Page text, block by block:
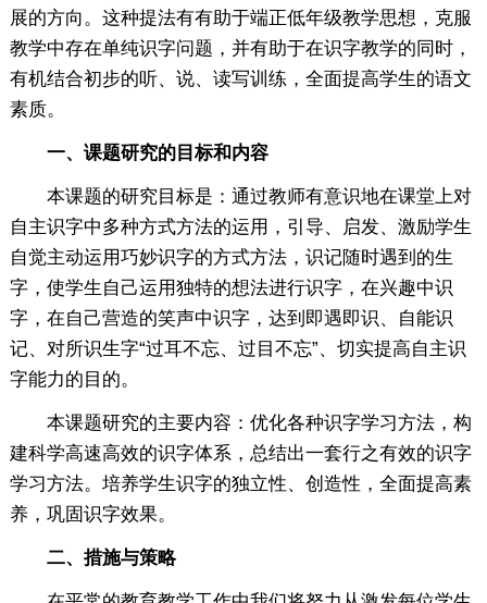
展的方向。这种提法有有助于端正低年级教学思想，克服
教学中存在单纯识字问题，并有助于在识字教学的同时，
有机结合初步的听、说、读写训练，全面提高学生的语文
素质。
一、课题研究的目标和内容
本课题的研究目标是：通过教师有意识地在课堂上对
自主识字中多种方式方法的运用，引导、启发、激励学生
自觉主动运用巧妙识字的方式方法，识记随时遇到的生
字，使学生自己运用独特的想法进行识字，在兴趣中识
字，在自己营造的笑声中识字，达到即遇即识、自能识
记、对所识生字“过耳不忘、过目不忘”、切实提高自主识
字能力的目的。
本课题研究的主要内容：优化各种识字学习方法，构
建科学高速高效的识字体系，总结出一套行之有效的识字
学习方法。培养学生识字的独立性、创造性，全面提高素
养，巩固识字效果。
二、措施与策略